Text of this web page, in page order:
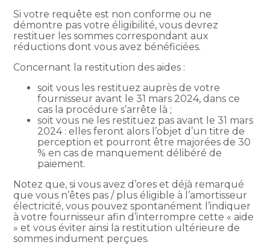
Si votre requête est non conforme ou ne
démontre pas votre éligibilité, vous devrez
restituer les sommes correspondant aux
réductions dont vous avez bénéficiées.
Concernant la restitution des aides :
soit vous les restituez auprès de votre
fournisseur avant le 31 mars 2024, dans ce
cas la procédure s’arrête là ;
soit vous ne les restituez pas avant le 31 mars
2024 : elles feront alors l’objet d’un titre de
perception et pourront être majorées de 30
% en cas de manquement délibéré de
paiement.
Notez que, si vous avez d’ores et déjà remarqué
que vous n’êtes pas / plus éligible à l’amortisseur
électricité, vous pouvez spontanément l’indiquer
à votre fournisseur afin d’interrompre cette « aide
» et vous éviter ainsi la restitution ultérieure de
sommes indument perçues.